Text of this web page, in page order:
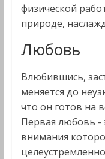
физической
природе,
Любовь
Влюбившись,
меняется до
что он готов на
Первая любовь -
внимания